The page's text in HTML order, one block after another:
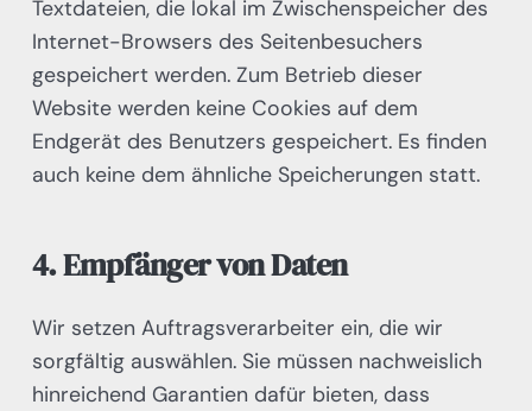
Textdateien, die lokal im Zwischenspeicher des
Internet-Browsers des Seitenbesuchers
gespeichert werden. Zum Betrieb dieser
Website werden keine Cookies auf dem
Endgerät des Benutzers gespeichert. Es finden
auch keine dem ähnliche Speicherungen statt.
4. Empfänger von Daten
Wir setzen Auftragsverarbeiter ein, die wir
sorgfältig auswählen. Sie müssen nachweislich
hinreichend Garantien dafür bieten, dass